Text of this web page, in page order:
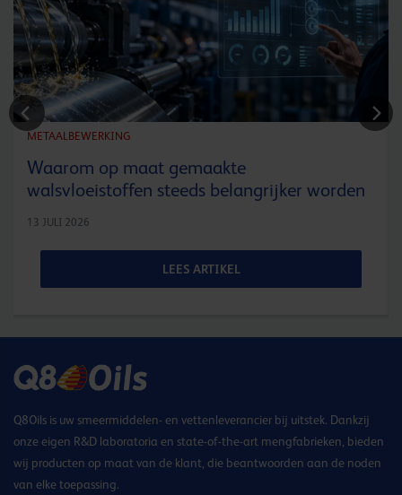
METAALBEWERKING
Waarom op maat gemaakte
walsvloeistoffen steeds belangrijker worden
13 JULI 2026
LEES ARTIKEL
Q8Oils is uw smeermiddelen- en vettenleverancier bij uitstek. Dankzij
onze eigen R&D laboratoria en state-of-the-art mengfabrieken, bieden
wij producten op maat van de klant, die beantwoorden aan de noden
van elke toepassing.